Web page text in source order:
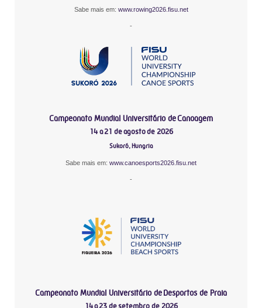
Sabe mais em: www.rowing2026.fisu.net
-
Campeonato Mundial Universitário de Canoagem
14 a 21 de agosto de 2026
Sukoró, Hungria
Sabe mais em: www.canoesports2026.fisu.net
-
Campeonato Mundial Universitário de Desportos de Praia
14 a 23 de setembro de 2026